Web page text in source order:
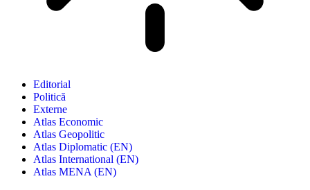
Editorial
Politică
Externe
Atlas Economic
Atlas Geopolitic
Atlas Diplomatic (EN)
Atlas International (EN)
Atlas MENA (EN)